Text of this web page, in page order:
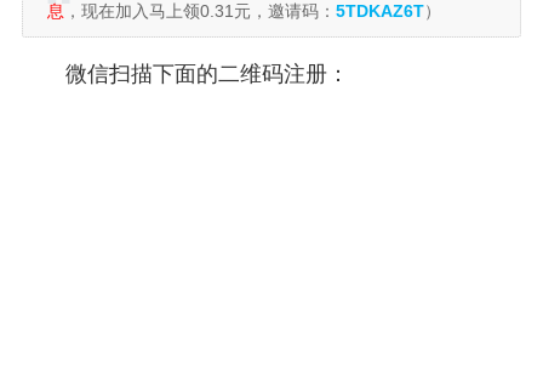
息 ，现在加入马上领0.31元，邀请码： 5TDKAZ6T）
微信扫描下面的二维码注册：